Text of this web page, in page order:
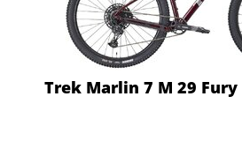
Trek Marlin 7 M 29 Fury